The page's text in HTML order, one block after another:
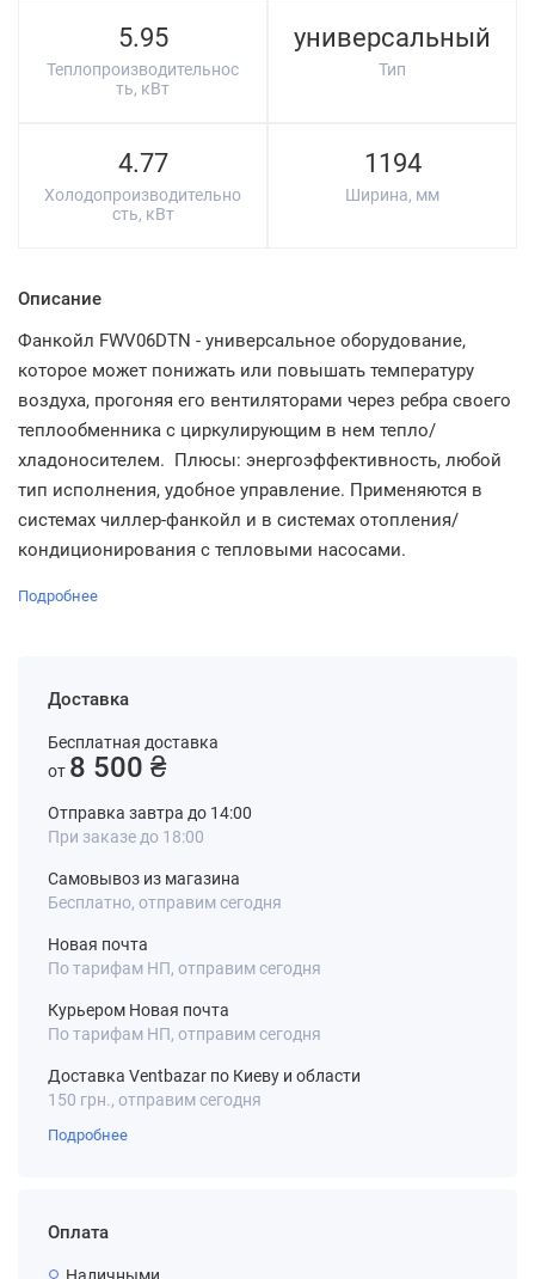
5.95
Теплопроизводительнос
ть, кВт
универсальный
Тип
4.77
Холодопроизводительно
сть, кВт
1194
Ширина, мм
Описание
Фанкойл FWV06DTN - универсальное оборудование,
которое может понижать или повышать температуру
воздуха, прогоняя его вентиляторами через ребра своего
теплообменника с циркулирующим в нем тепло/
хладоносителем. Плюсы: энергоэффективность, любой
тип исполнения, удобное управление. Применяются в
системах чиллер-фанкойл и в системах отопления/
кондиционирования с тепловыми насосами.
Подробнее
Доставка
Бесплатная доставка
от 8 500 ₴
Отправка завтра до 14:00
При заказе до 18:00
Самовывоз из магазина
Бесплатно, отправим сегодня
Новая почта
По тарифам НП, отправим сегодня
Курьером Новая почта
По тарифам НП, отправим сегодня
Доставка Ventbazar по Киеву и области
150 грн., отправим сегодня
Подробнее
Оплата